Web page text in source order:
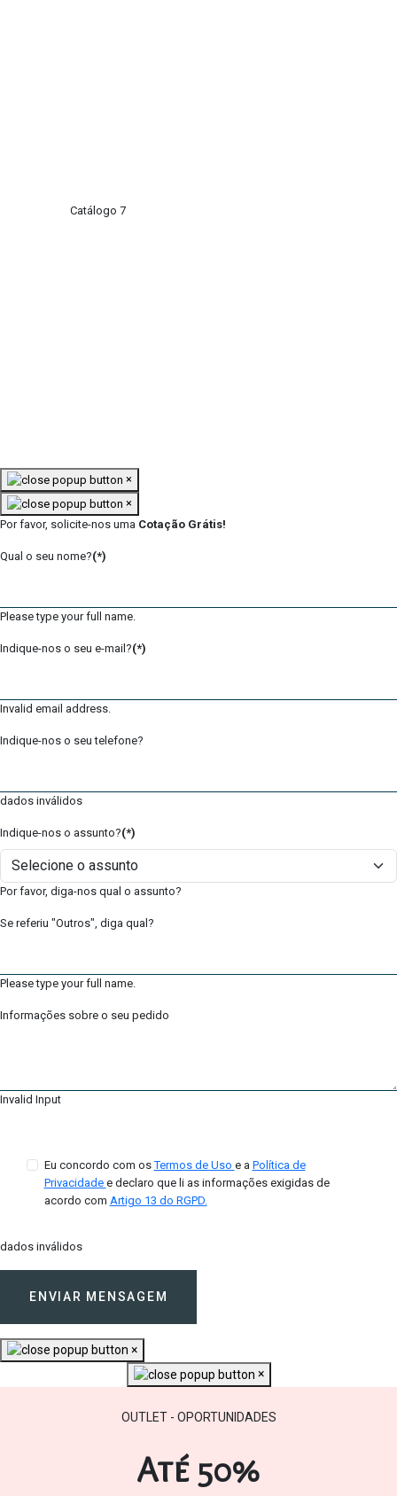
Catálogo 7
×
×
Por favor, solicite-nos uma Cotação Grátis!
Qual o seu nome?(*)
Please type your full name.
Indique-nos o seu e-mail?(*)
Invalid email address.
Indique-nos o seu telefone?
dados inválidos
Indique-nos o assunto?(*)
Por favor, diga-nos qual o assunto?
Se referiu "Outros", diga qual?
Please type your full name.
Informações sobre o seu pedido
Invalid Input
Eu concordo com osTermos de Uso e a Política de
Privacidade e declaro que li as informações exigidas de
acordo com Artigo 13 do RGPD.
dados inválidos
ENVIAR MENSAGEM
×
×
OUTLET - OPORTUNIDADES
Até 50%